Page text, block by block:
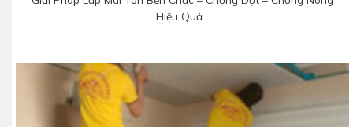
Hiệu Quả...